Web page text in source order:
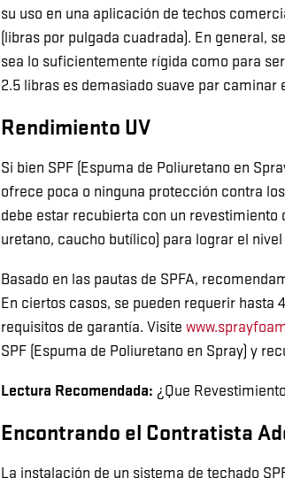
su uso en una aplicación de techos
(libras por pulgada cuadrada). En general,
sea lo suficientemente rígida como para
2.5 libras es demasiado suave par
Rendimiento UV
Si bien SPF (Espuma de Poliuretano en
ofrece poca o ninguna protección contra
debe estar recubierta con un
uretano, caucho butílico) para lograr el
Basado en las pautas de SPFA,
En ciertos casos, se pueden requerir
requisitos de garantía. Visite
SPF (Espuma de Poliuretano en Spray) y
Lectura Recomendada: ¿Que
Encontrando el Contratista
La instalación de un sistema de techado